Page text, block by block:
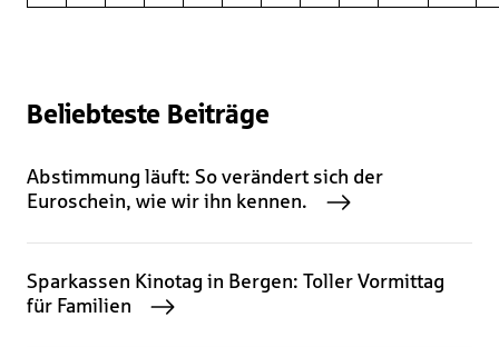
Beliebteste Beiträge
Abstimmung läuft: So verändert sich der
Euroschein, wie wir ihn kennen.
Sparkassen Kinotag in Bergen: Toller Vormittag
für Familien